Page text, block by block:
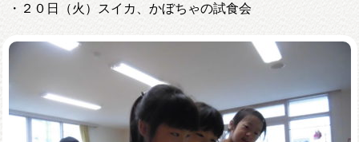
・２０日（火）スイカ、かぼちゃの試食会